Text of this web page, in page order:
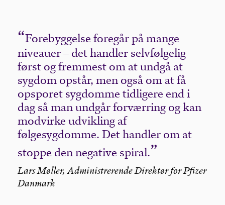
Forebyggelse foregår på mange
niveauer – det handler selvfølgelig
først og fremmest om at undgå at
sygdom opstår, men også om at få
opsporet sygdomme tidligere end i
dag så man undgår forværring og kan
modvirke udvikling af
følgesygdomme. Det handler om at
stoppe den negative spiral.
Lars Møller, Administrerende Direktør for Pfizer
Danmark